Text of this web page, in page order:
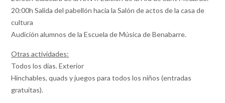
20:00h Salida del pabellón hacia la Salón de actos de la casa de
cultura
Audición alumnos de la Escuela de Música de Benabarre.
Otras actividades:
Todos los días. Exterior
Hinchables, quads y juegos para todos los niños (entradas
gratuitas).